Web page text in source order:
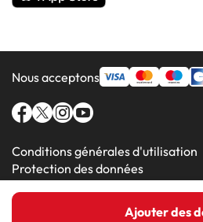
Ajouter des
Nous acceptons
Conditions générales d'utilisation
Protection des données
Amimir.com (C) 2016-2026 -